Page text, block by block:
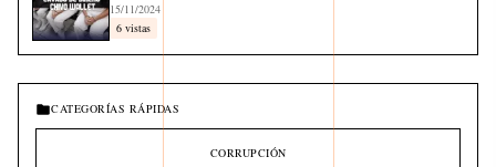
15/11/2024
6 vistas
CATEGORÍAS RÁPIDAS
CORRUPCIÓN